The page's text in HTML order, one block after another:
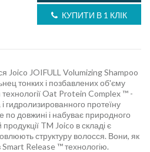
КУПИТИ В 1 КЛІК
Joico JOIFULL Volumizing Shampoo
тонких і позбавлених об'єму
Oat Protein Complex ™ -
гидролизированного протеїну
по довжині і набуває природного
продукції TM Joico в складі є
структуру волосся. Вони, як
Release ™ технологію.